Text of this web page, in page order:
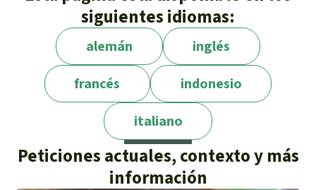
siguientes idiomas:
alemán
inglés
francés
indonesio
italiano
Peticiones actuales, contexto y más
información